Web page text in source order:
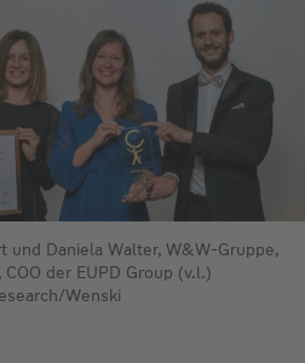
und Daniela Walter, W&W-Gruppe,
der EUPD Group (v.l.)
Wenski